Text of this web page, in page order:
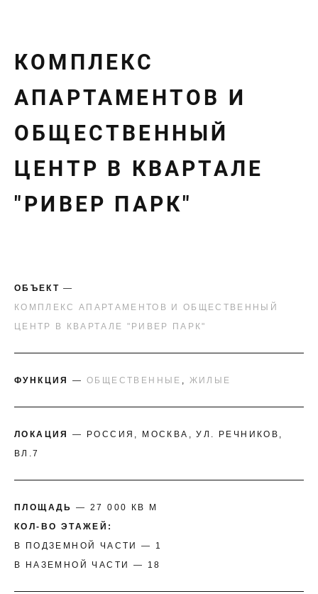
КОМПЛЕКС
АПАРТАМЕНТОВ И
ОБЩЕСТВЕННЫЙ
ЦЕНТР В КВАРТАЛЕ
"РИВЕР ПАРК"
ОБЪЕКТ —
КОМПЛЕКС АПАРТАМЕНТОВ И ОБЩЕСТВЕННЫЙ
ЦЕНТР В КВАРТАЛЕ "РИВЕР ПАРК"
ФУНКЦИЯ — ОБЩЕСТВЕННЫЕ ЖИЛЫЕ
ЛОКАЦИЯ — РОССИЯ, МОСКВА, УЛ. РЕЧНИКОВ,
ВЛ.7
ПЛОЩАДЬ — 27 000 КВ М
КОЛ-ВО ЭТАЖЕЙ:
В ПОДЗЕМНОЙ ЧАСТИ — 1
В НАЗЕМНОЙ ЧАСТИ — 18